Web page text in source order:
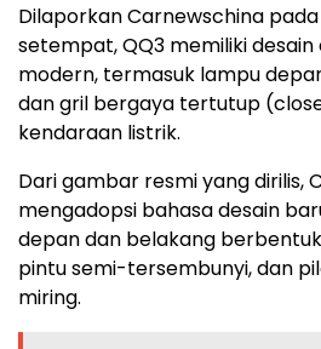
Dilaporkan Carnewschina
setempat, QQ3 memiliki
modern, termasuk lampu
dan gril bergaya tertutup
kendaraan listrik.
Dari gambar resmi yang dirilis,
mengadopsi bahasa desain
depan dan belakang
pintu semi-tersembunyi, dan
miring.